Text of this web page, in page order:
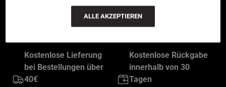
Bei Herstellungs- oder
Komponentenfehlern
Rabatt
Bei Ihrer ersten Bestellung
Kostenlose Lieferung
bei Bestellungen über
40€
Kostenlose Rückgabe
innerhalb von 30
Tagen
ALLE AKZEPTIEREN